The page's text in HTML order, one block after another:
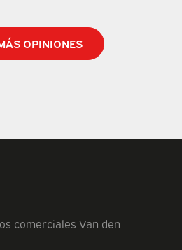
OPINIONES
comerciales Van den